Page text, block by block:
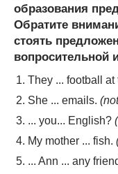
образования
Обратите
стоять
вопросительной
They ... football at
She ... emails.
... you... English?
My mother ... fish.
... Ann ... any